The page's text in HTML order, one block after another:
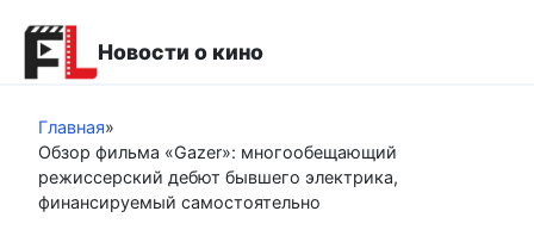
контенту
Новости о кино
Главная»
Обзор фильма «Gazer»: многообещающий
режиссерский дебют бывшего электрика,
финансируемый самостоятельно